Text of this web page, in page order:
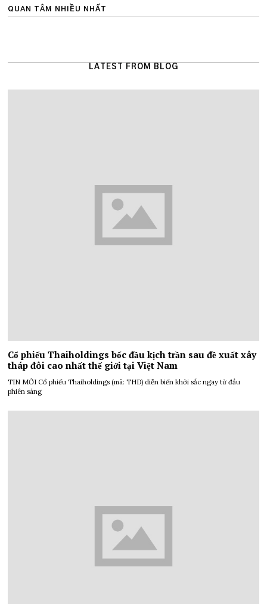
QUAN TÂM NHIỀU NHẤT
LATEST FROM BLOG
Cổ phiếu Thaiholdings bốc đầu kịch trần sau đề xuất xây
tháp đôi cao nhất thế giới tại Việt Nam
TIN MỚI Cổ phiếu Thaiholdings (mã: THD) diễn biến khởi sắc ngay từ đầu
phiên sáng